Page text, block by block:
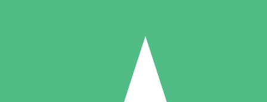
Individuella Kreditpaket
per användning med nedladdningskrediter. Inget månatligt åtagande